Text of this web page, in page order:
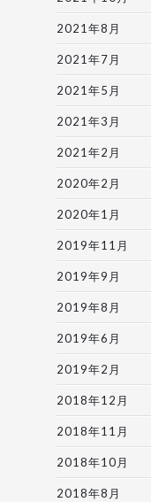
2021年8月
2021年7月
2021年5月
2021年3月
2021年2月
2020年2月
2020年1月
2019年11月
2019年9月
2019年8月
2019年6月
2019年2月
2018年12月
2018年11月
2018年10月
2018年8月